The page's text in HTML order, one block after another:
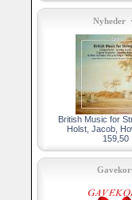
Nyheder
British Music for
Holst, Jacob,
159,50